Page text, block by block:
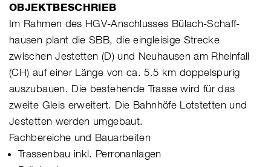
OBJEKTBESCHRIEB
Im Rahmen des HGV-Anschlusses Bülach-Schaff-
hausen plant die SBB, die eingleisige Strecke
zwischen Jestetten (D) und Neuhausen am Rheinfall
(CH) auf einer Länge von ca. 5.5 km doppelspurig
auszubauen. Die bestehende Trasse wird für das
zweite Gleis erweitert. Die Bahnhöfe Lotstetten und
Jestetten werden umgebaut.
Fachbereiche und Bauarbeiten
Trassenbau inkl. Perronanlagen